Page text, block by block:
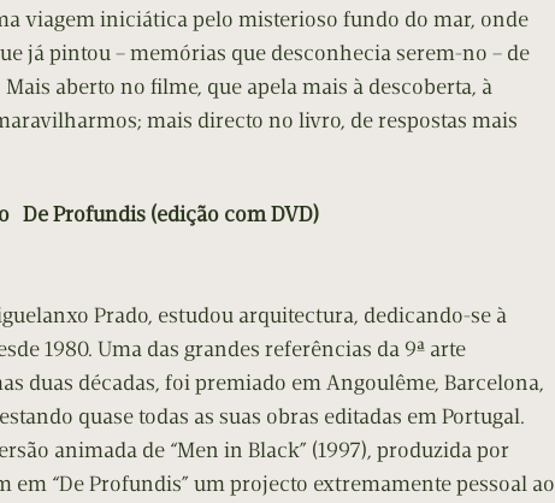
viagem iniciática pelo misterioso fundo do mar, onde
já pintou – memórias que desconhecia serem-no – de
aberto no filme, que apela mais à descoberta, à
mais directo no livro, de respostas mais
De Profundis (edição com DVD)
Prado, estudou arquitectura, dedicando-se à
1980. Uma das grandes referências da 9ª arte
duas décadas, foi premiado em Angoulême, Barcelona,
quase todas as suas obras editadas em Portugal.
animada de “Men in Black” (1997), produzida por
em “De Profundis” um projecto extremamente pessoal ao